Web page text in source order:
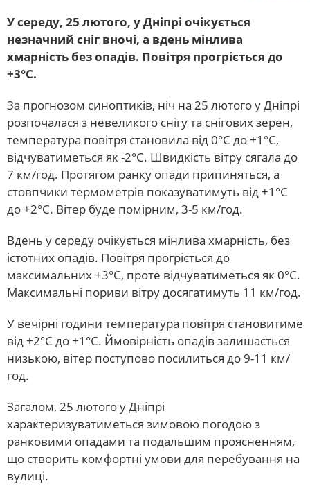
У середу, 25 лютого, у Дніпрі очікується
незначний сніг вночі, а вдень мінлива
хмарність без опадів. Повітря прогріється до
+3°С.
За прогнозом синоптиків, ніч на 25 лютого у Дніпрі
розпочалася з невеликого снігу та снігових зерен,
температура повітря становила від 0°С до +1°С,
відчуватиметься як -2°С. Швидкість вітру сягала до
7 км/год. Протягом ранку опади припиняться, а
стовпчики термометрів показуватимуть від +1°С
до +2°С. Вітер буде помірним, 3-5 км/год.
Вдень у середу очікується мінлива хмарність, без
істотних опадів. Повітря прогріється до
максимальних +3°С, проте відчуватиметься як 0°С.
Максимальні пориви вітру досягатимуть 11 км/год.
У вечірні години температура повітря становитиме
від +2°С до +1°С. Ймовірність опадів залишається
низькою, вітер поступово посилиться до 9-11 км/
год.
Загалом, 25 лютого у Дніпрі
характеризуватиметься зимовою погодою з
ранковими опадами та подальшим проясненням,
що створить комфортні умови для перебування на
вулиці.